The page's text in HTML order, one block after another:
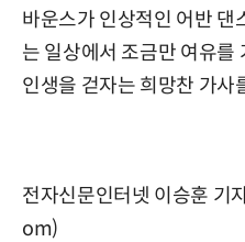
바운스가 인상적인 어반 댄
는 일상에서 조금만 여유를
인생을 걷자는 희망찬 가사
전자신문인터넷 이승훈
om)